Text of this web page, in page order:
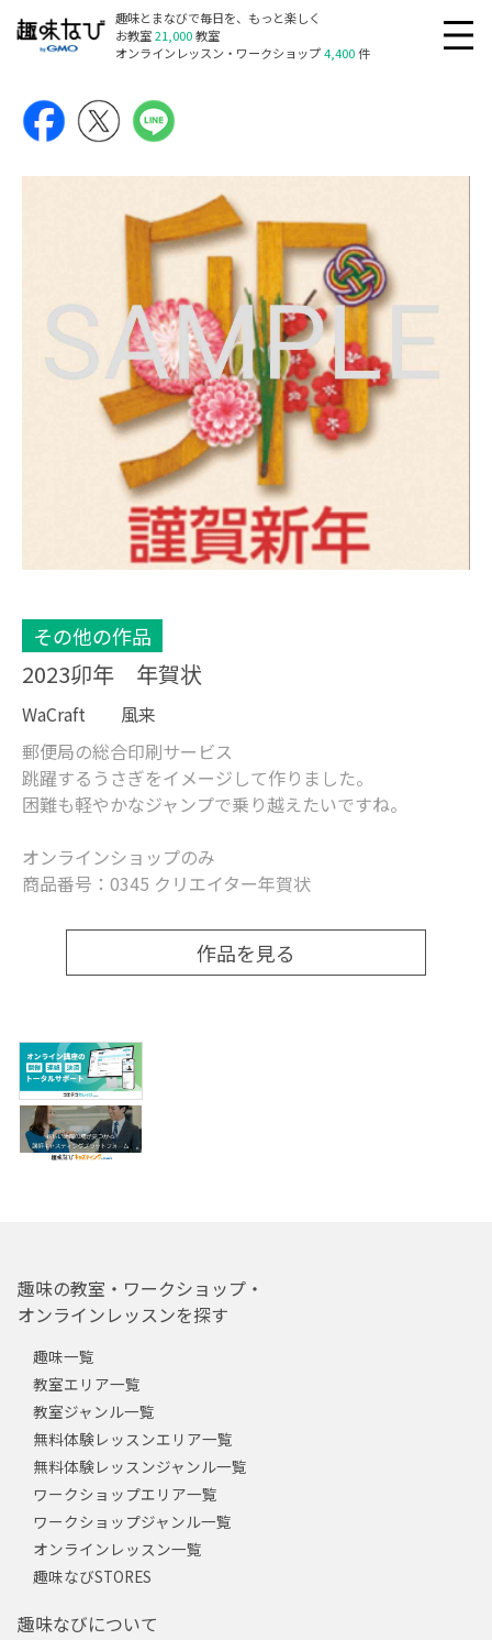
趣味とまなびで毎日を、もっと楽しく
お教室21,000教室
オンラインレッスン・ワークショップ4,400件
その他の作品
2023卯年 年賀状
WaCraft 風来
郵便局の総合印刷サービス
跳躍するうさぎをイメージして作りました。
困難も軽やかなジャンプで乗り越えたいですね。
オンラインショップのみ
商品番号：0345 クリエイター年賀状
作品を見る
趣味の教室・ワークショップ・
オンラインレッスンを探す
趣味一覧
教室エリア一覧
教室ジャンル一覧
無料体験レッスンエリア一覧
無料体験レッスンジャンル一覧
ワークショップエリア一覧
ワークショップジャンル一覧
オンラインレッスン一覧
趣味なびSTORES
趣味なびについて